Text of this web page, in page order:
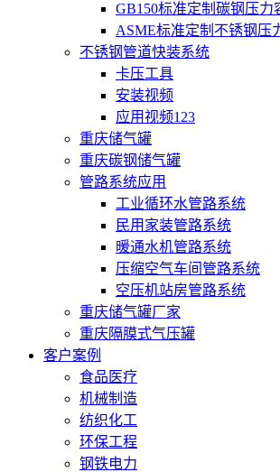
GB150标准定制碳钢压力
ASME标准定制不锈钢压
不锈钢管道快装系统
卡压工具
安装视频
应用视频123
重庆储气罐
重庆碳钢储气罐
管路系统应用
工业循环水管路系统
民用家装管路系统
暖通水机管路系统
压缩空气车间管路系统
空压机站房管路系统
重庆储气罐厂家
重庆隔膜式气压罐
客户案例
食品医疗
机械制造
纺织化工
环保工程
钢铁电力